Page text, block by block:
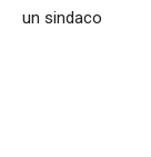
un sindaco